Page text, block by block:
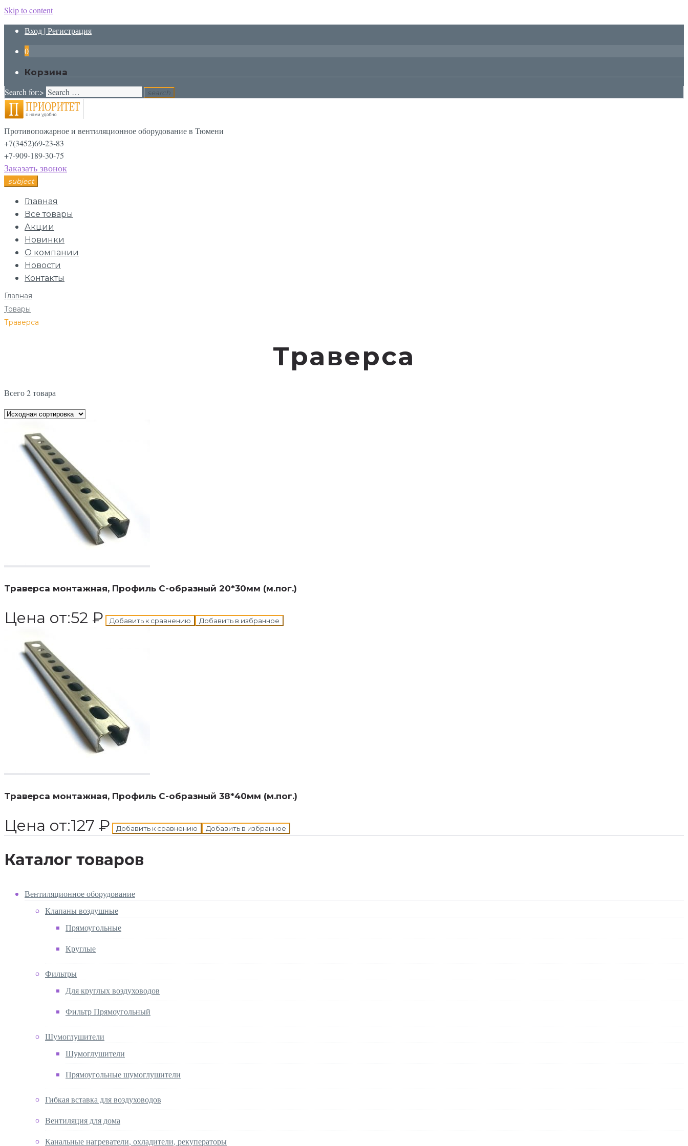
Skip to content
Вход | Регистрация
0
Корзина
Search for:> search
Противопожарное и вентиляционное оборудование в Тюмени
+7(3452)69-23-83
+7-909-189-30-75
Заказать звонок
subject
Главная
Все товары
Акции
Новинки
О компании
Новости
Контакты
Главная
/
Товары
/
Траверса
Траверса
Всего 2 товара
Траверса монтажная, Профиль С-образный 20*30мм (м.пог.)
Цена от:52 ₽ Добавить к сравнению Добавить в избранное
Траверса монтажная, Профиль С-образный 38*40мм (м.пог.)
Цена от:127 ₽ Добавить к сравнению Добавить в избранное
Каталог товаров
Вентиляционное оборудование
Клапаны воздушные
Прямоугольные
Круглые
Фильтры
Для круглых воздуховодов
Фильтр Прямоугольный
Шумоглушители
Шумоглушители
Прямоугольные шумоглушители
Гибкая вставка для воздуховодов
Вентиляция для дома
Канальные нагреватели, охладители, рекуператоры